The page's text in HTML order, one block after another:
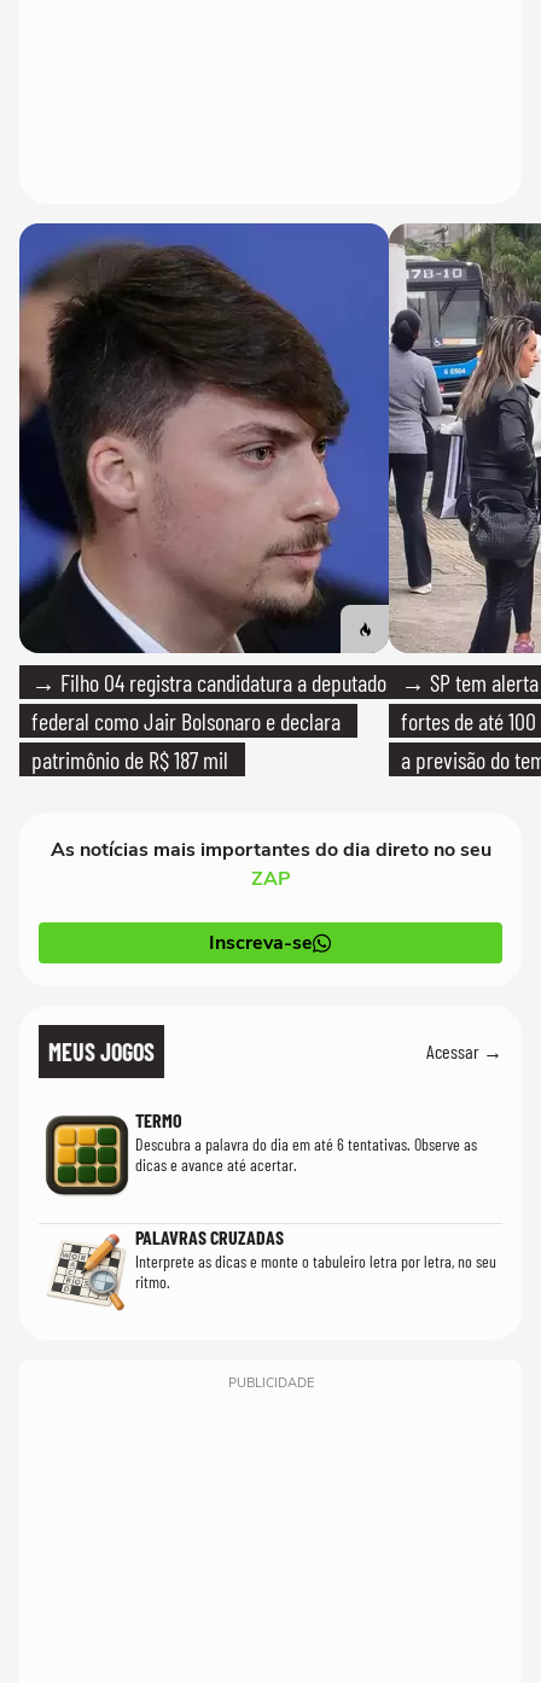
→ Filho 04 registra candidatura a deputado
federal como Jair Bolsonaro e declara
patrimônio de R$ 187 mil
→ SP tem
fortes de até
a previsão do
As notícias mais importantes do dia direto no seu
ZAP
Inscreva-se
MEUS JOGOS Acessar →
TERMO
Descubra a palavra do dia em até 6 tentativas. Observe as
dicas e avance até acertar.
PALAVRAS CRUZADAS
Interprete as dicas e monte o tabuleiro letra por letra, no seu
ritmo.
PUBLICIDADE